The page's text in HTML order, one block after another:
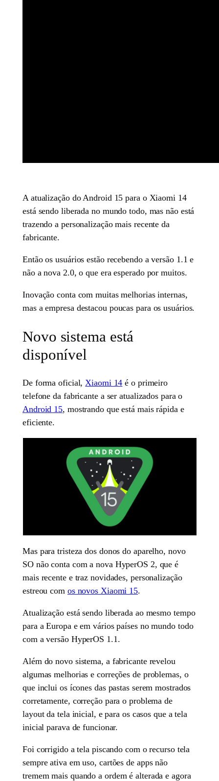
A atualização do Android 15 para o Xiaomi 14
está sendo liberada no mundo todo, mas não está
trazendo a personalização mais recente da
fabricante.
Então os usuários estão recebendo a versão 1.1 e
não a nova 2.0, o que era esperado por muitos.
Inovação conta com muitas melhorias internas,
mas a empresa destacou poucas para os usuários.
Novo sistema está
disponível
De forma oficial, Xiaomi 14 é o primeiro
telefone da fabricante a ser atualizados para o
Android 15, mostrando que está mais rápida e
eficiente.
Mas para tristeza dos donos do aparelho, novo
SO não conta com a nova HyperOS 2, que é
mais recente e traz novidades, personalização
estreou com os novos Xiaomi 15.
Atualização está sendo liberada ao mesmo tempo
para a Europa e em vários países no mundo todo
com a versão HyperOS 1.1.
Além do novo sistema, a fabricante revelou
algumas melhorias e correções de problemas, o
que inclui os ícones das pastas serem mostrados
corretamente, correção para o problema de
layout da tela inicial, e para os casos que a tela
inicial parava de funcionar.
Foi corrigido a tela piscando com o recurso tela
sempre ativa em uso, cartões de apps não
tremem mais quando a ordem é alterada e agora